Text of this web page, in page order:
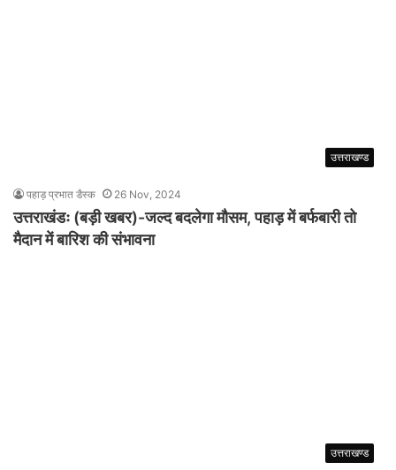
उत्तराखण्ड
पहाड़ प्रभात डैस्क 26 Nov, 2024
उत्तराखंडः (बड़ी खबर)-जल्द बदलेगा मौसम, पहाड़ में बर्फबारी तो
मैदान में बारिश की संभावना
उत्तराखण्ड